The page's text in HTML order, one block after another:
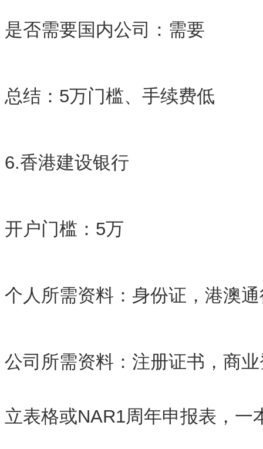
是否需要国内公司：需要
总结：5万门槛、手续费低
6.香港建设银行
开户门槛：5万
个人所需资料：身份证，港澳
公司所需资料：注册证书，商
立表格或NAR1周年申报表，一